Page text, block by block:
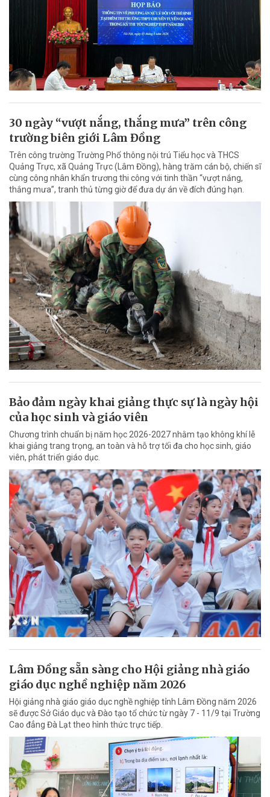
30 ngày “vượt nắng, thắng mưa” trên công
trường biên giới Lâm Đồng
Trên công trường Trường Phổ thông nội trú Tiểu học và THCS
Quảng Trực, xã Quảng Trực (Lâm Đồng), hàng trăm cán bộ, chiến sĩ
cùng công nhân khẩn trương thi công với tinh thần “vượt nắng,
thắng mưa”, tranh thủ từng giờ để đưa dự án về đích đúng hạn.
Bảo đảm ngày khai giảng thực sự là ngày hội
của học sinh và giáo viên
Chương trình chuẩn bị năm học 2026-2027 nhằm tạo không khí lễ
khai giảng trang trọng, an toàn và hỗ trợ tối đa cho học sinh, giáo
viên, phát triển giáo dục.
Lâm Đồng sẵn sàng cho Hội giảng nhà giáo
giáo dục nghề nghiệp năm 2026
Hội giảng nhà giáo giáo dục nghề nghiệp tỉnh Lâm Đồng năm 2026
sẽ được Sở Giáo dục và Đào tạo tổ chức từ ngày 7 - 11/9 tại Trường
Cao đẳng Đà Lạt theo hình thức trực tiếp.